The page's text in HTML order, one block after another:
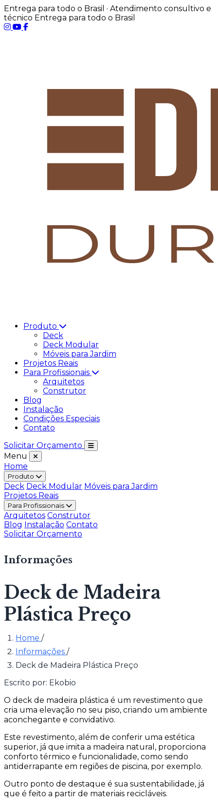
Entrega para todo o Brasil · Atendimento consultivo e
técnico Entrega para todo o Brasil
Produto
Deck
Deck Modular
Móveis para Jardim
Projetos Reais
Para Profissionais
Arquitetos
Construtor
Blog
Instalação
Condições Especiais
Contato
Solicitar Orçamento
Menu
Home
Produto
Deck Deck Modular Móveis para Jardim
Projetos Reais
Para Profissionais
Arquitetos Construtor
Blog Instalação Contato
Solicitar Orçamento
Informações
Deck de Madeira
Plástica Preço
Home /
Informações /
Deck de Madeira Plástica Preço
Escrito por: Ekobio
O deck de madeira plástica é um revestimento que
cria uma elevação no seu piso, criando um ambiente
aconchegante e convidativo.
Este revestimento, além de conferir uma estética
superior, já que imita a madeira natural, proporciona
conforto térmico e funcionalidade, como sendo
antiderrapante em regiões de piscina, por exemplo.
Outro ponto de destaque é sua sustentabilidade, já
que é feito a partir de materiais recicláveis.